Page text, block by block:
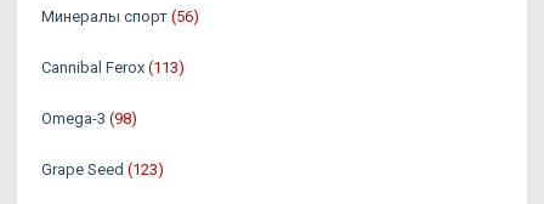
Минералы спорт (56)
Cannibal Ferox (113)
Omega-3 (98)
Grape Seed (123)